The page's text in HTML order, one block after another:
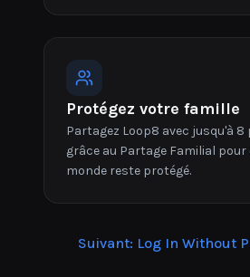
Protégez votre famille
Partagez Loop8 avec jusqu'à
grâce au Partage Familial pour
monde reste protégé.
Suivant: Log In Without